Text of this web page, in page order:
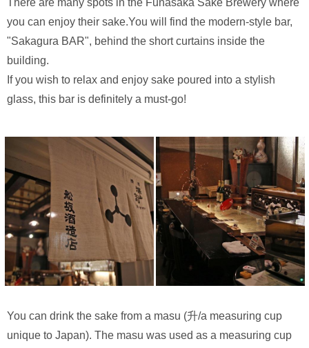
There are many spots in the Funasaka Sake Brewery where
you can enjoy their sake.You will find the modern-style bar,
"Sakagura BAR", behind the short curtains inside the
building.
If you wish to relax and enjoy sake poured into a stylish
glass, this bar is definitely a must-go!
You can drink the sake from a masu (升/a measuring cup
unique to Japan). The masu was used as a measuring cup